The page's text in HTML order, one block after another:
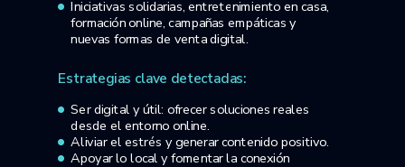
Iniciativas solidarias, entretenimiento en casa,
formación online, campañas empáticas y
nuevas formas de venta digital.
Estrategias clave detectadas:
Ser digital y útil: ofrecer soluciones reales
desde el entorno online.
Aliviar el estrés y generar contenido positivo.
Apoyar lo local y fomentar la conexión